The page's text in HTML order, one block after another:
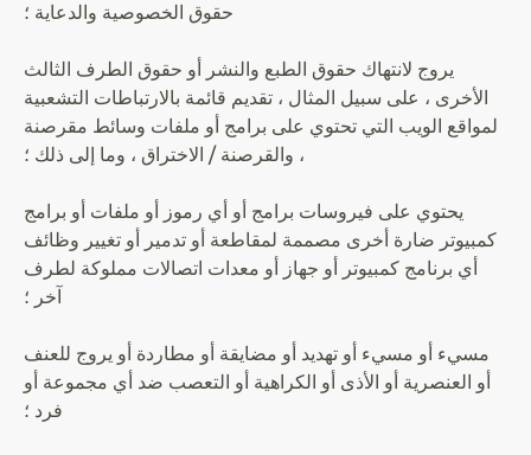
حقوق الخصوصية والدعاية ؛
يروج لانتهاك حقوق الطبع والنشر أو حقوق الطرف الثالث
الأخرى ، على سبيل المثال ، تقديم قائمة بالارتباطات التشعبية
لمواقع الويب التي تحتوي على برامج أو ملفات وسائط مقرصنة
، والقرصنة / الاختراق ، وما إلى ذلك ؛
يحتوي على فيروسات برامج أو أي رموز أو ملفات أو برامج
كمبيوتر ضارة أخرى مصممة لمقاطعة أو تدمير أو تغيير وظائف
أي برنامج كمبيوتر أو جهاز أو معدات اتصالات مملوكة لطرف
آخر ؛
مسيء أو مسيء أو تهديد أو مضايقة أو مطاردة أو يروج للعنف
أو العنصرية أو الأذى أو الكراهية أو التعصب ضد أي مجموعة أو
فرد ؛